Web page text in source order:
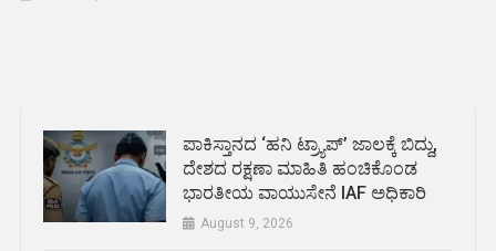
ಪಾಕಿಸ್ತಾನದ ‘ಹನಿ ಟ್ರ್ಯಾಪ್’ ಜಾಲಕ್ಕೆ ಬಿದ್ದು,
ದೇಶದ ರಕ್ಷಣಾ ಮಾಹಿತಿ ಹಂಚಿಕೊಂಡ
ಭಾರತೀಯ ವಾಯುಸೇನೆ IAF ಅಧಿಕಾರಿ
August 9, 2026